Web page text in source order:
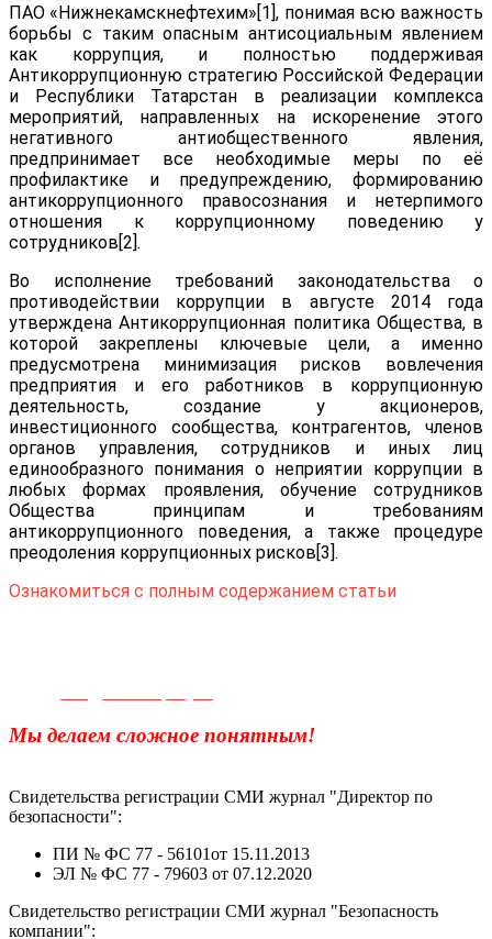
ПАО «Нижнекамскнефтехим»[1], понимая всю важность
борьбы с таким опасным антисоциальным явлением
как коррупция, и полностью поддерживая
Антикоррупционную стратегию Российской Федерации
и Республики Татарстан в реализации комплекса
мероприятий, направленных на искоренение этого
негативного антиобщественного явления,
предпринимает все необходимые меры по её
профилактике и предупреждению, формированию
антикоррупционного правосознания и нетерпимого
отношения к коррупционному поведению у
сотрудников[2].
Во исполнение требований законодательства о
противодействии коррупции в августе 2014 года
утверждена Антикоррупционная политика Общества, в
которой закреплены ключевые цели, а именно
предусмотрена минимизация рисков вовлечения
предприятия и его работников в коррупционную
деятельность, создание у акционеров,
инвестиционного сообщества, контрагентов, членов
органов управления, сотрудников и иных лиц
единообразного понимания о неприятии коррупции в
любых формах проявления, обучение сотрудников
Общества принципам и требованиям
антикоррупционного поведения, а также процедуре
преодоления коррупционных рисков[3].
Ознакомиться с полным содержанием статьи
Мы делаем сложное понятным!
Свидетельства регистрации СМИ журнал "Директор по
безопасности":
ПИ № ФС 77 - 56101от 15.11.2013
ЭЛ № ФС 77 - 79603 от 07.12.2020
Свидетельство регистрации СМИ журнал "Безопасность
компании":